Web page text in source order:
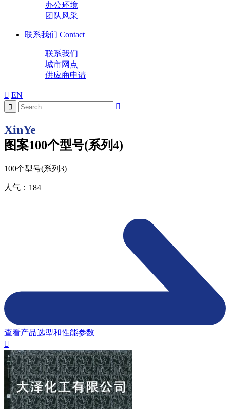
办公环境
团队风采
联系我们 Contact
联系我们
城市网点
供应商申请
EN
XinYe
图案100个型号(系列4)
100个型号(系列3)
人气： 184
查看产品选型和性能参数